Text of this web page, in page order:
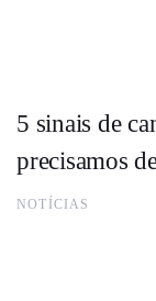
5 sinais de
precisamos
NOTÍCIAS